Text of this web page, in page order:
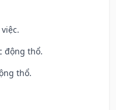
động thổ.
thổ.